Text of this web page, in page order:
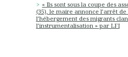
« Ils sont sous la coupe des
(35), le maire annonce l’arrêt
l’hébergement des migrants
l’instrumentalisation » par LFI